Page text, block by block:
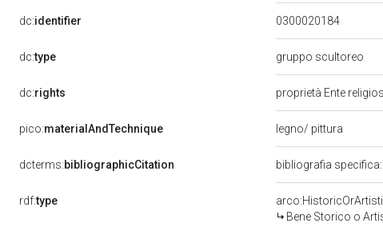
dc:identifier 0300020184
dc:type gruppo scultoreo
dc:rights proprietà Ente
pico:materialAndTechnique legno/ pittura
dcterms:bibliographicCitation bibliografia
rdf:type
Bene Storico o